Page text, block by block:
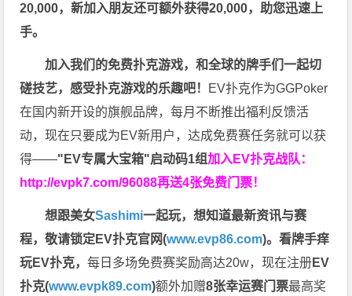
20,000，新加入朋友还可额外获得20,000，助您迅速上
手。
加入我们的免费扑克游戏，和全球的牌手们一起切
磋技艺，感受扑克游戏的乐趣吧！ EV扑克作为GGPoker
在国内新开设的旗舰品牌，每月不断推出福利反馈活
动，现在只要成为EV新用户，达成免费赛任务就可以获
得——"EV专属大宝箱"启动码1组加入EV扑克战队：
http://evpk7.com/96088再送4张免费门票！
想跟美女Sashimi一起玩，想知道最新资讯与赛
程，敬请锁定EV扑克官网(www.evp86.com)。看牌手痒
玩EV扑克，每日多场免费赛奖励高达20w，现在注册EV
扑克(www.evpk89.com)额外加赠8张幸运赛门票最高奖